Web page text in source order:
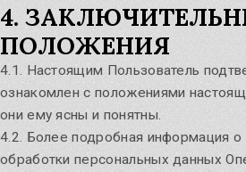
4.
ПОЛОЖЕНИЯ
4.1. Настоящим Пользователь
ознакомлен с положениями
они ему ясны и понятны.
4.2. Более подробная информация о
обработки персональных данных